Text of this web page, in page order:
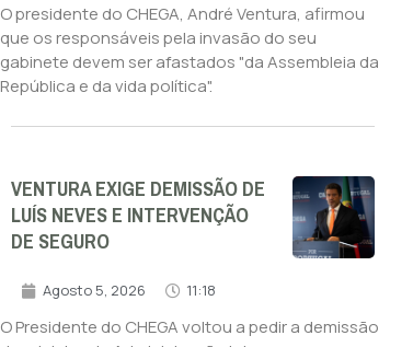
O presidente do CHEGA, André Ventura, afirmou
que os responsáveis pela invasão do seu
gabinete devem ser afastados "da Assembleia da
República e da vida política".
VENTURA EXIGE DEMISSÃO DE
LUÍS NEVES E INTERVENÇÃO
DE SEGURO
Agosto 5, 2026 11:18
O Presidente do CHEGA voltou a pedir a demissão